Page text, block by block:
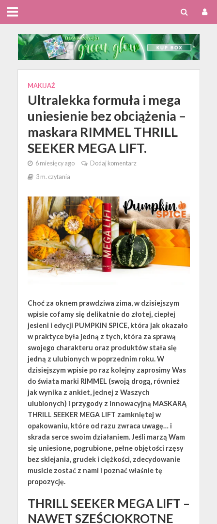
MAKIJAŻ
Ultralekka formuła i mega
uniesienie bez obciążenia –
maskara RIMMEL THRILL
SEEKER MEGA LIFT.
6 miesięcy ago
Dodaj komentarz
3 m. czytania
Choć za oknem prawdziwa zima, w dzisiejszym
wpisie cofamy się delikatnie do złotej, ciepłej
jesieni i edycji PUMPKIN SPICE, która jak okazało
w praktyce była jedną z tych, która za sprawą
swojego charakteru oraz produktów stała się
jedną z ulubionych w poprzednim roku. W
dzisiejszym wpisie po raz kolejny zaprosimy Was
do świata marki RIMMEL (swoją drogą, również
jak wynika z ankiet, jednej z Waszych
ulubionych) i przygody z innowacyjną MASKARĄ
THRILL SEEKER MEGA LIFT zamkniętej w
opakowaniu, które od razu zwraca uwagę… i
skrada serce swoim działaniem. Jeśli marzą Wam
się uniesione, pogrubione, pełne objętości rzęsy
bez sklejania, grudek i ciężkości, zdecydowanie
musicie zostać z nami i poznać właśnie tę
propozycję.
THRILL SEEKER MEGA LIFT –
NAWET SZEŚCIOKROTNE